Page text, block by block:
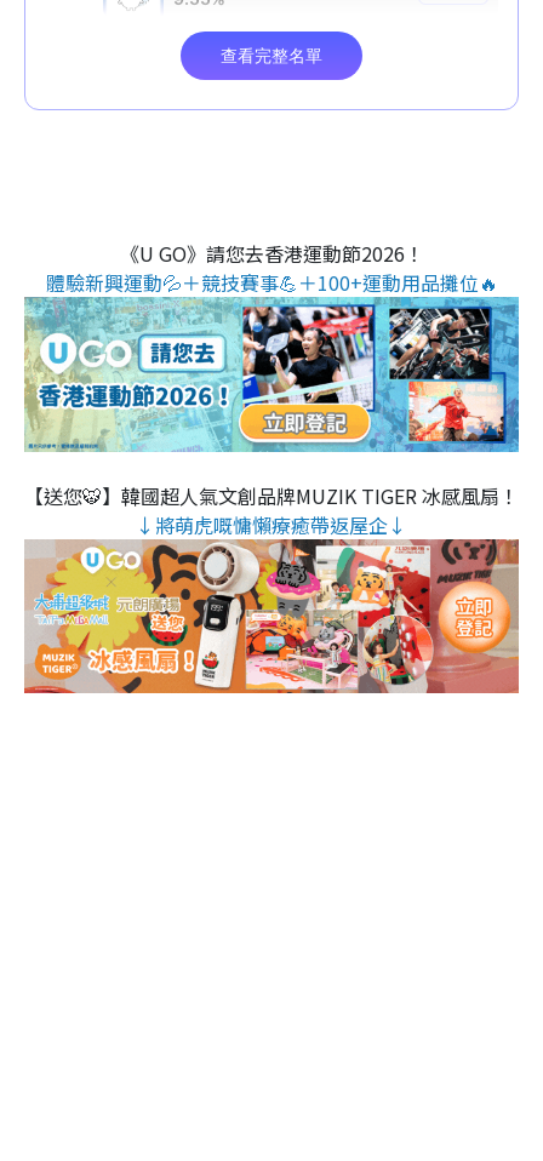
《U GO》請您去香港運動節2026！
體驗新興運動💦＋競技賽事💪＋100+運動用品攤位🔥
【送您🐯】韓國超人氣文創品牌MUZIK TIGER 冰感風扇！
↓將萌虎嘅慵懶療癒帶返屋企↓